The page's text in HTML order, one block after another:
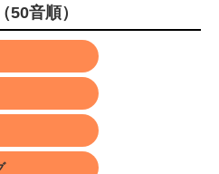
50音順）